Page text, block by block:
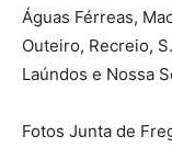
Águas Férreas,
Outeiro, Recreio,
Laúndos e Nossa
Fotos Junta de